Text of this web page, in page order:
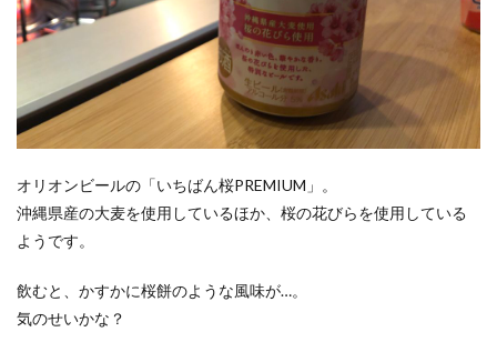
オリオンビールの「いちばん桜PREMIUM」。
沖縄県産の大麦を使用しているほか、桜の花びらを使用している
ようです。
飲むと、かすかに桜餅のような風味が…。
気のせいかな？